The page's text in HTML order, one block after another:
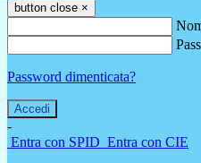
button close ×
Password dimenticata?
-
Entra con SPID Entra con CIE